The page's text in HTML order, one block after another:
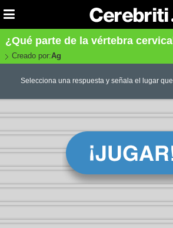
¿Qué parte de la vértebra
Creado por:Ag
Selecciona una respuesta y señala el lugar